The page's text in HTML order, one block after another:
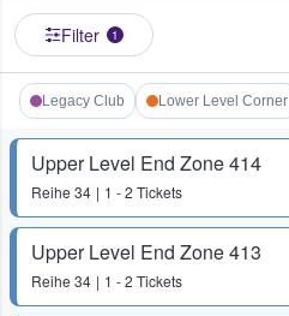
Filter 1
Legacy Club Lower Level Corner
Upper Level End Zone 414
Reihe 34 1 - 2 Tickets
Upper Level End Zone 413
Reihe 34 1 - 2 Tickets